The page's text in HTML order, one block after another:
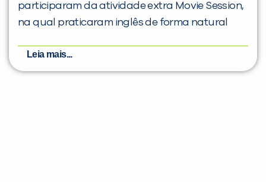
participaram da atividade extra Movie Session,
na qual praticaram inglês de forma natural
Leia mais...